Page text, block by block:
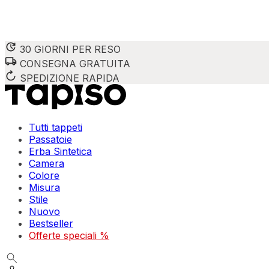
30 GIORNI PER RESO
CONSEGNA GRATUITA
SPEDIZIONE RAPIDA
Tutti tappeti
Passatoie
Erba Sintetica
Camera
Colore
Misura
Stile
Nuovo
Bestseller
Offerte speciali %